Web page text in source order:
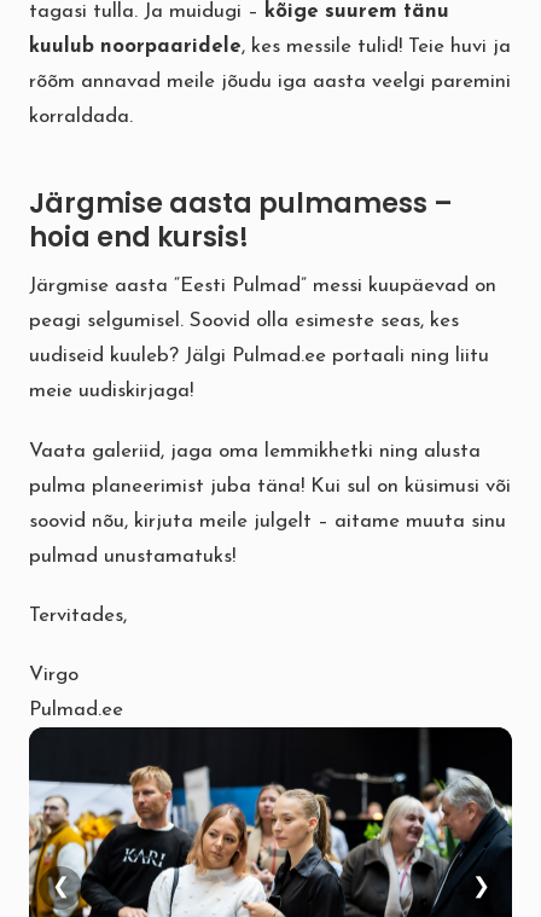
tagasi tulla. Ja muidugi – kõige suurem tänu
kuulub noorpaaridele, kes messile tulid! Teie huvi ja
rõõm annavad meile jõudu iga aasta veelgi paremini
korraldada.
Järgmise aasta pulmamess –
hoia end kursis!
Järgmise aasta “Eesti Pulmad” messi kuupäevad on
peagi selgumisel. Soovid olla esimeste seas, kes
uudiseid kuuleb? Jälgi Pulmad.ee portaali ning liitu
meie uudiskirjaga!
Vaata galeriid, jaga oma lemmikhetki ning alusta
pulma planeerimist juba täna! Kui sul on küsimusi või
soovid nõu, kirjuta meile julgelt – aitame muuta sinu
pulmad unustamatuks!
Tervitades,
Virgo
Pulmad.ee
❮ ❯